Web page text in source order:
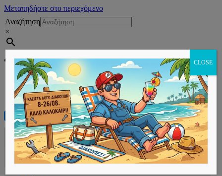
Μεταπηδήστε στο περιεχόμενο
Αναζήτηση
×
Εγγραφή
Αρχική
E-shop
CLOSE